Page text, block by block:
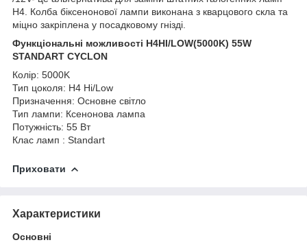
Н4. Колба біксенонової лампи виконана з кварцового скла та
міцно закріплена у посадковому гнізді.
Функціональні можливості H4HI/LOW(5000K) 55W
STANDART CYCLON
Колір: 5000K
Тип цоколя: H4 Hi/Low
Призначення: Основне світло
Тип лампи: Ксенонова лампа
Потужність: 55 Вт
Клас ламп : Standart
Приховати
Характеристики
Основні